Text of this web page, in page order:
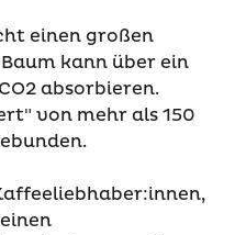
einen großen
kann über ein
absorbieren.
von mehr als 150